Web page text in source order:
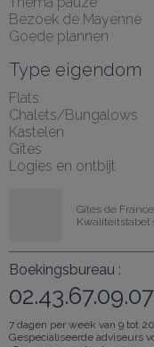
Bezoek de Mayenne
Goede plannen
Type eigendom
Flats
Chalets/Bungalows
Kastelen
Gîtes
Logies en ontbijt
Gîtes de
Kwaliteitslabel
Boekingsbureau :
02.43.67.09.07
7 dagen per week van 9 tot
Gespecialiseerde adviseurs